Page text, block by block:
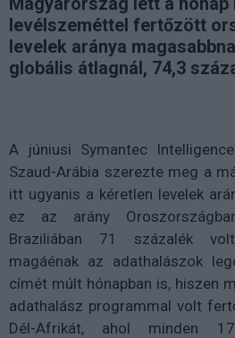
levélszeméttel fertőzött
levelek aránya
globális átlagnál, 74,3
A júniusi Symantec
Szaud-Arábia szerezte meg a
itt ugyanis a kéretlen levelek
ez az arány
Braziliában 71 százalék
magáénak az adathalászok
címét múlt hónapban is, hiszen
adathalász programmal volt
Dél-Afrikát, ahol minden